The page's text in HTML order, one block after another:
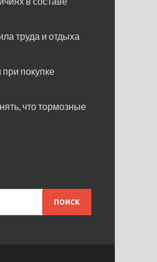
труда и отдыха
покупке
что тормозные